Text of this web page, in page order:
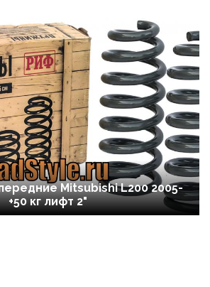
Mitsubishi L200 2005-
+50 кг лифт 2"